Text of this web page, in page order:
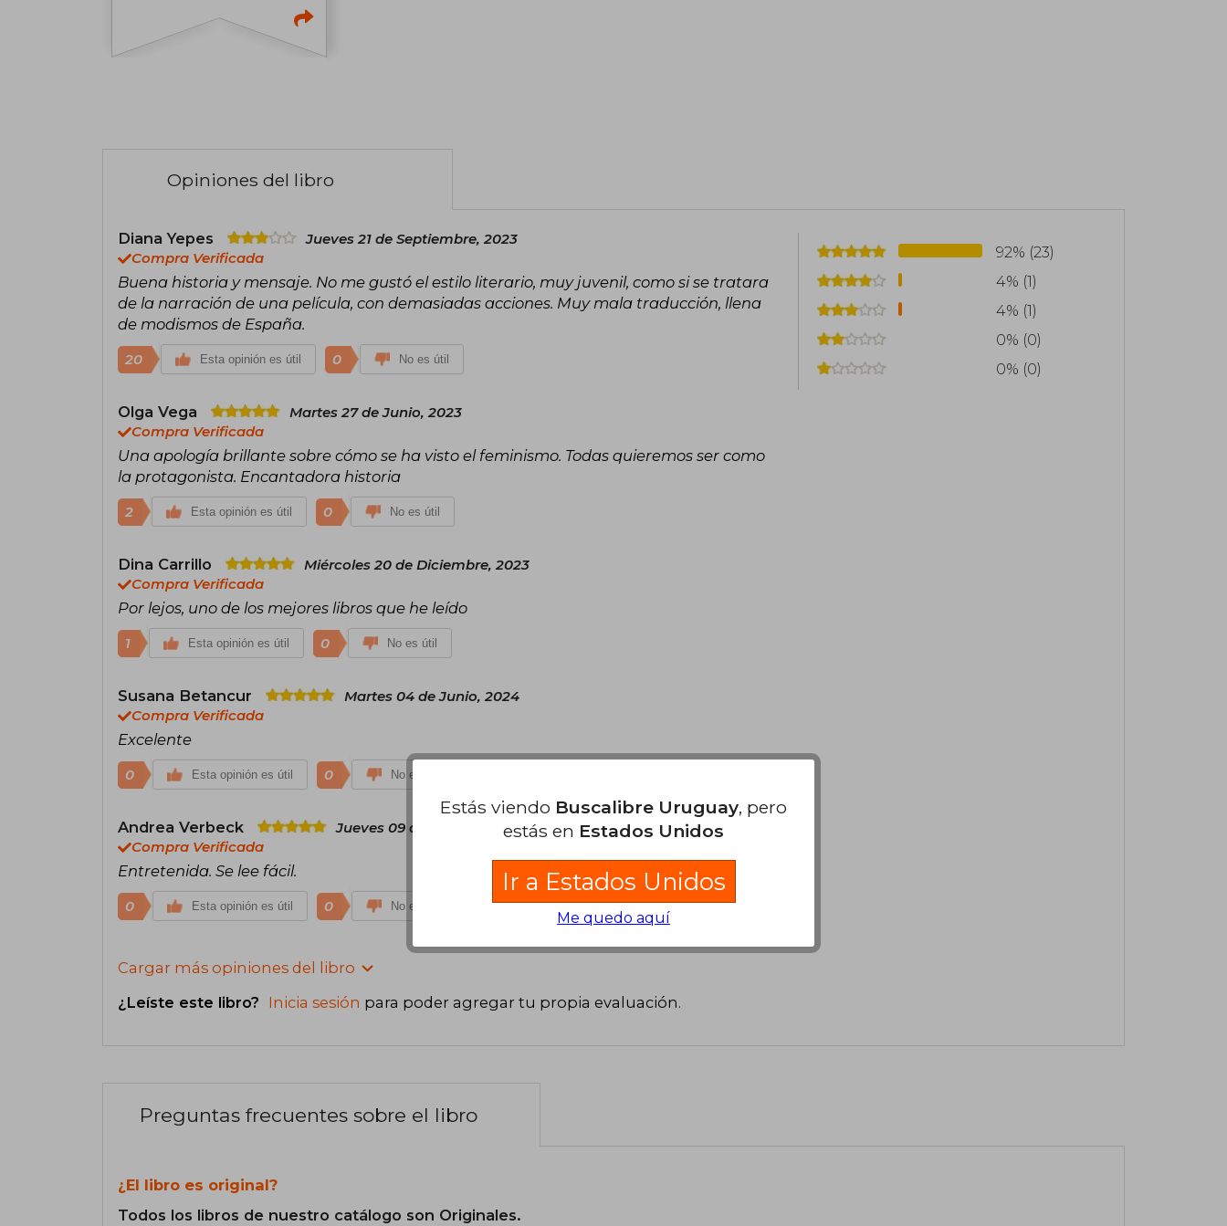
Opiniones del libro
Diana Yepes
Jueves 21 de Septiembre, 2023
Compra Verificada
Buena historia y mensaje. No me gustó el estilo literario, muy juvenil, como si se tratara
de la narración de una película, con demasiadas acciones. Muy mala traducción, llena
de modismos de España.
20 Esta opinión es útil 0 No es útil
Olga Vega
Martes 27 de Junio, 2023
Compra Verificada
Una apología brillante sobre cómo se ha visto el feminismo. Todas quieremos ser como
la protagonista. Encantadora historia
2 Esta opinión es útil 0 No es útil
Dina Carrillo
Miércoles 20 de Diciembre, 2023
Compra Verificada
Por lejos, uno de los mejores libros que he leído
1 Esta opinión es útil 0 No es útil
Susana Betancur
Martes 04 de Junio, 2024
Compra Verificada
Excelente
0 Esta opinión es útil 0 No es útil
Andrea Verbeck
Jueves 09 de Octubre, 2025
Compra Verificada
Entretenida. Se lee fácil.
0 Esta opinión es útil 0 No es útil
Cargar más opiniones del libro
¿Leíste este libro? Inicia sesión para poder agregar tu propia evaluación.
92% (23)
4% (1)
4% (1)
0% (0)
0% (0)
Preguntas frecuentes sobre el libro
¿El libro es original?
Todos los libros de nuestro catálogo son Originales.
Estás viendo Buscalibre Uruguay, pero
estás en Estados Unidos
Ir a Estados Unidos
Me quedo aquí